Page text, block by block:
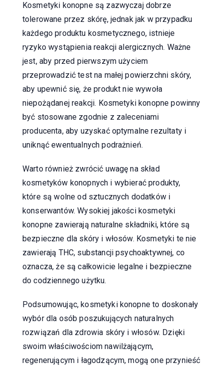
Kosmetyki konopne są zazwyczaj dobrze
tolerowane przez skórę, jednak jak w przypadku
każdego produktu kosmetycznego, istnieje
ryzyko wystąpienia reakcji alergicznych. Ważne
jest, aby przed pierwszym użyciem
przeprowadzić test na małej powierzchni skóry,
aby upewnić się, że produkt nie wywoła
niepożądanej reakcji. Kosmetyki konopne powinny
być stosowane zgodnie z zaleceniami
producenta, aby uzyskać optymalne rezultaty i
uniknąć ewentualnych podrażnień.
Warto również zwrócić uwagę na skład
kosmetyków konopnych i wybierać produkty,
które są wolne od sztucznych dodatków i
konserwantów. Wysokiej jakości kosmetyki
konopne zawierają naturalne składniki, które są
bezpieczne dla skóry i włosów. Kosmetyki te nie
zawierają THC, substancji psychoaktywnej, co
oznacza, że są całkowicie legalne i bezpieczne
do codziennego użytku.
Podsumowując, kosmetyki konopne to doskonały
wybór dla osób poszukujących naturalnych
rozwiązań dla zdrowia skóry i włosów. Dzięki
swoim właściwościom nawilżającym,
regenerującym i łagodzącym, mogą one przynieść